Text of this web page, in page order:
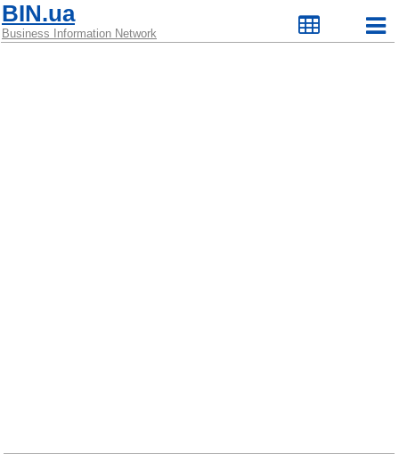
BIN.ua
Business Information Network